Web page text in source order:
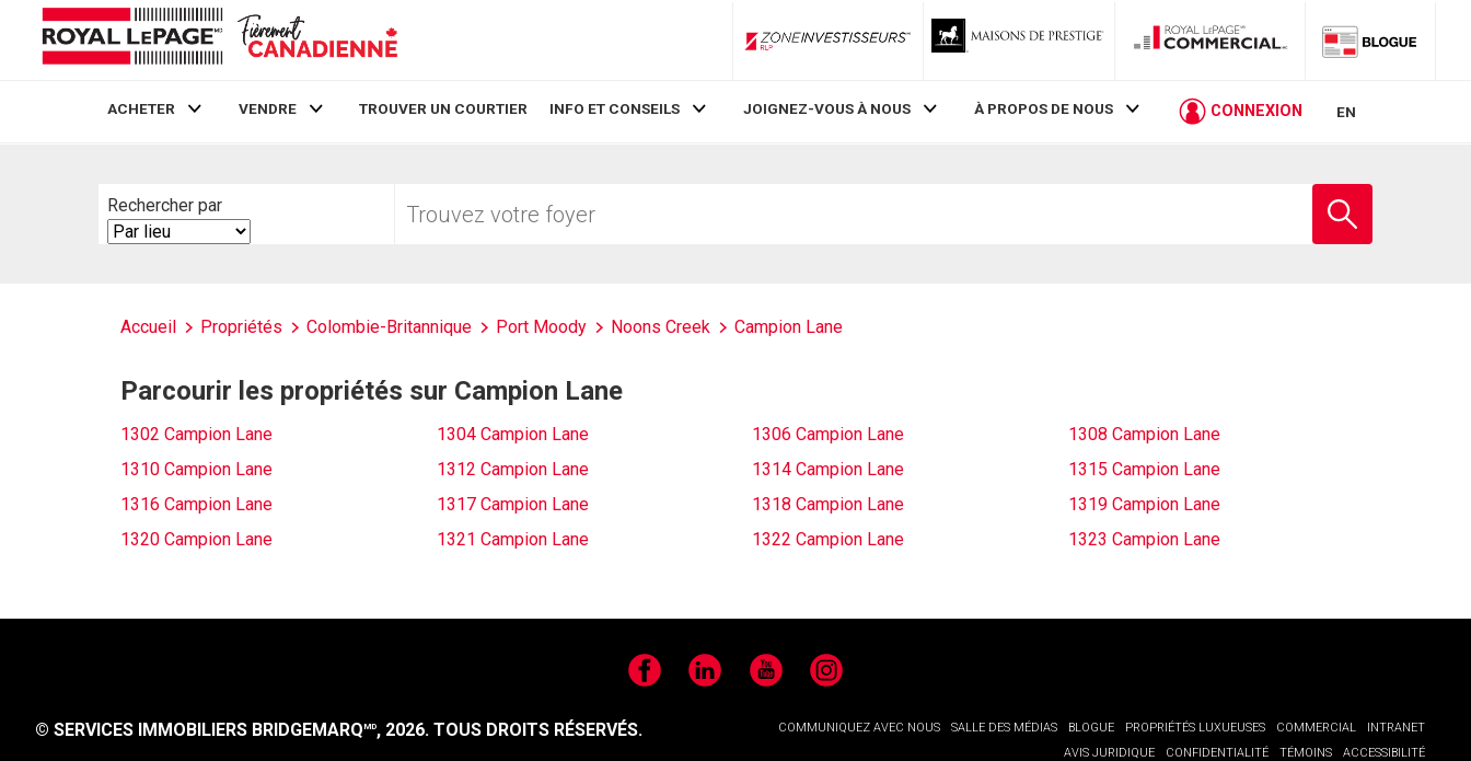
ZoneInvestisseurs RLP
ACHETER VENDRE TROUVER UN COURTIER INFO ET CONSEILS JOIGNEZ-VOUS À NOUS À PROPOS DE NOUS CONNEXION EN
Rechercher par
Search
By
votre
Accueil Propriétés Colombie-Britannique Port Moody Noons Creek Campion Lane
Parcourir les propriétés sur Campion Lane
1302 Campion Lane 1304 Campion Lane 1306 Campion Lane
1308 Campion Lane
1310 Campion Lane
1312 Campion Lane 1314 Campion Lane
1315 Campion Lane
1316 Campion Lane
1317 Campion Lane 1318 Campion Lane
1319 Campion Lane
1320 Campion Lane
1321 Campion Lane 1322 Campion Lane 1323 Campion Lane
FacebookLinkedIn YouTubeInstagram
COMMUNIQUEZ AVEC NOUS SALLE DES MÉDIAS BLOGUE PROPRIÉTÉS LUXUEUSES COMMERCIAL
INTRANET
AVIS JURIDIQUE
CONFIDENTIALITÉ TÉMOINS ACCESSIBILITÉ
© SERVICES IMMOBILIERS BRIDGEMARQMD, 2026. TOUS DROITS RÉSERVÉS.